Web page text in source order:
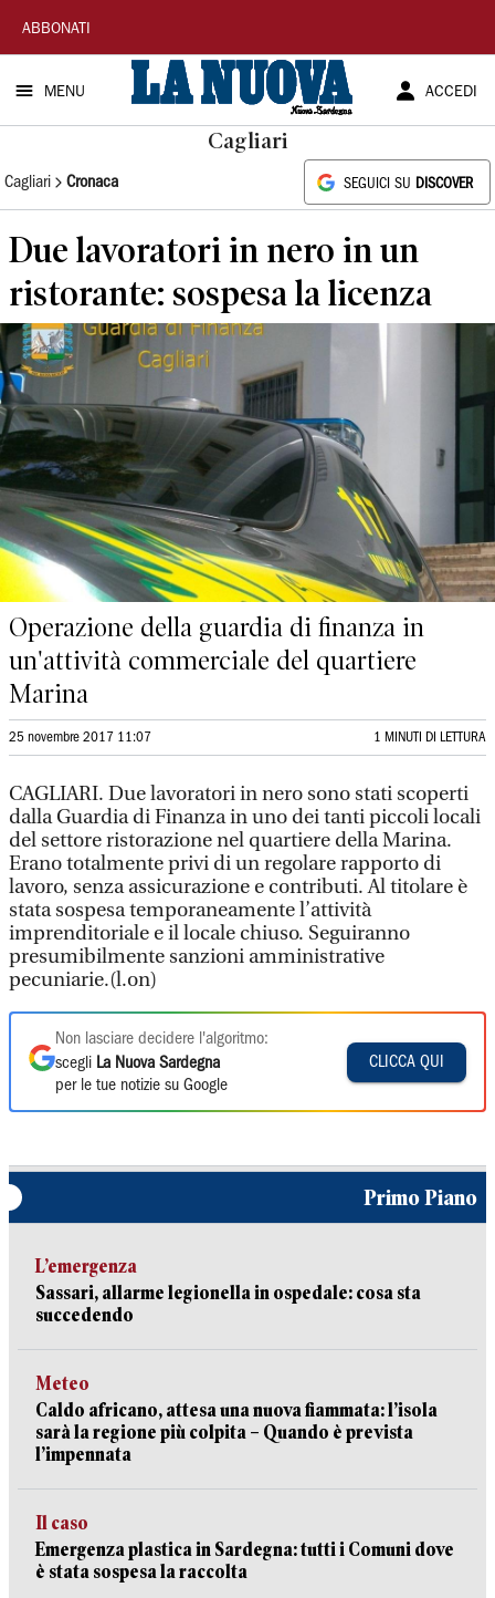
La
Nuova
Sardegna
ABBONATI
MENU ACCEDI
Cagliari
Cagliari Cronaca SEGUICI SU DISCOVER
Due lavoratori in nero in un
ristorante: sospesa la licenza
Operazione della guardia di finanza in
un'attività commerciale del quartiere
Marina
25 novembre 2017 11:07 1 MINUTI DI LETTURA
CAGLIARI. Due lavoratori in nero sono stati scoperti
dalla Guardia di Finanza in uno dei tanti piccoli locali
del settore ristorazione nel quartiere della Marina.
Erano totalmente privi di un regolare rapporto di
lavoro, senza assicurazione e contributi. Al titolare è
stata sospesa temporaneamente l’attività
imprenditoriale e il locale chiuso. Seguiranno
presumibilmente sanzioni amministrative
pecuniarie.(l.on)
Non lasciare decidere l'algoritmo:
scegli La Nuova Sardegna
per le tue notizie su Google
CLICCA QUI
Primo Piano
L’emergenza
Sassari, allarme legionella in ospedale: cosa sta
succedendo
Meteo
Caldo africano, attesa una nuova fiammata: l’isola
sarà la regione più colpita – Quando è prevista
l’impennata
Il caso
Emergenza plastica in Sardegna: tutti i Comuni dove
è stata sospesa la raccolta